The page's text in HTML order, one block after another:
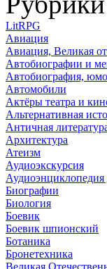
LitRPG
Авиация
Авиация, Великая
Автобиографии и
Автобиография,
Автомобили
Актёры театра и
Альтернативная
Античная
Архитектура
Атеизм
Аудиоэкскурсия
Аудиоэнциклопедия
Биографии
Биология
Боевик
Боевик шпионский
Ботаника
Бронетехника
Великая